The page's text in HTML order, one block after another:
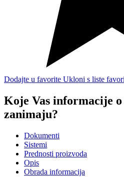
Dodajte u favorite Ukloni s liste
Koje Vas informacije
zanimaju?
Dokumenti
Sistemi
Prednosti proizvoda
Opis
Obrada informacija